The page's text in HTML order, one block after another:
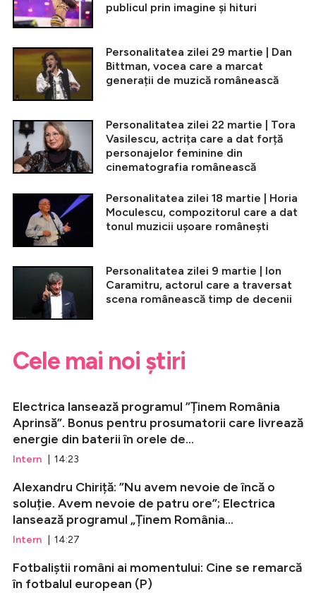
publicul prin imagine și hituri
Personalitatea zilei 29 martie | Dan
Bittman, vocea care a marcat
generații de muzică românească
Personalitatea zilei 22 martie | Tora
Vasilescu, actrița care a dat forță
personajelor feminine din
cinematografia românească
Personalitatea zilei 18 martie | Horia
Moculescu, compozitorul care a dat
tonul muzicii ușoare românești
Personalitatea zilei 9 martie | Ion
Caramitru, actorul care a traversat
scena românească timp de decenii
Cele mai noi știri
Electrica lansează programul ”Ținem România
Aprinsă”. Bonus pentru prosumatorii care livrează
energie din baterii în orele de...
Intern | 14:23
Alexandru Chiriță: ”Nu avem nevoie de încă o
soluție. Avem nevoie de patru ore”; Electrica
lansează programul „Ținem România...
Intern | 14:27
Fotbaliștii români ai momentului: Cine se remarcă
în fotbalul european (P)